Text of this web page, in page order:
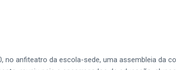
no anfiteatro da escola-sede, uma assembleia da